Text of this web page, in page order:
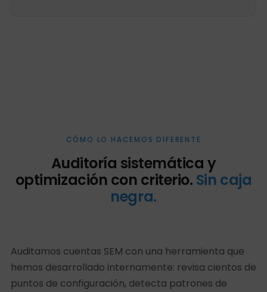
CÓMO LO HACEMOS DIFERENTE
Auditoría sistemática y
optimización con criterio. Sin caja
negra.
Auditamos cuentas SEM con una herramienta que
hemos desarrollado internamente: revisa cientos de
puntos de configuración, detecta patrones de